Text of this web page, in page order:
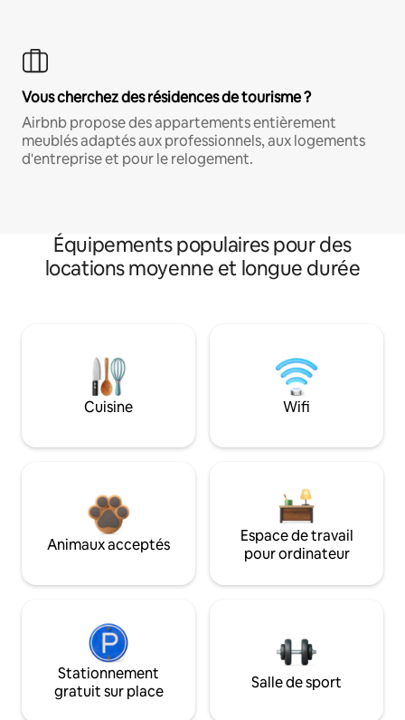
Vous cherchez des résidences de tourisme ?
Airbnb propose des appartements entièrement
meublés adaptés aux professionnels, aux logements
d'entreprise et pour le relogement.
Équipements populaires pour des
locations moyenne et longue durée
Cuisine Wifi
Animaux acceptés
Espace de travail
pour ordinateur
Stationnement
gratuit sur place
Salle de sport